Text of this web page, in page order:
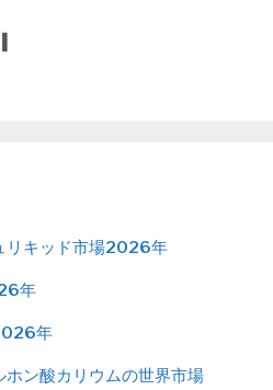
リキッド市場2026年
年
年
ホン酸カリウムの世界市場